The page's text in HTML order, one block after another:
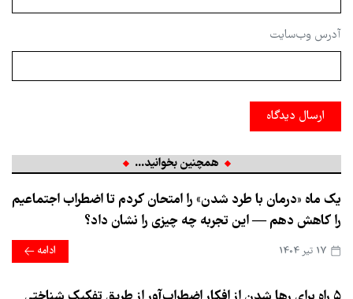
آدرس وب‌سایت
ارسال دیدگاه
همچنین بخوانید...
یک ماه «درمان با طرد شدن» را امتحان کردم تا اضطراب اجتماعیم
را کاهش دهم — این تجربه چه چیزی را نشان داد؟
ادامه